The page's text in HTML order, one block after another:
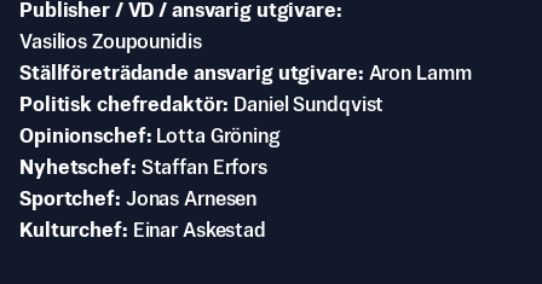
Publisher / VD / ansvarig utgivare
Vasilios Zoupounidis
Ställföreträdande ansvarig utgivare Aron Lamm
Politisk chefredaktör
Daniel Sundqvist
Opinionschef
Lotta Gröning
Nyhetschef Staffan Erfors
Sportchef Jonas Arnesen
Kulturchef
Einar Askestad